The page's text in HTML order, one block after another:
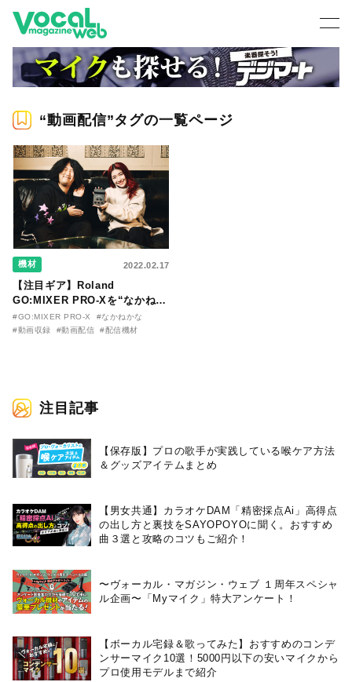
“動画配信”タグの一覧ページ
機材 2022.02.17
【注目ギア】Roland
GO:MIXER PRO-Xを“なかねか
な”が使ってみた！
#GO:MIXER PRO-X
#なかねかな
#動画収録
#動画配信 #配信機材
注目記事
【保存版】プロの歌手が実践している喉ケア⽅法
＆グッズアイテムまとめ
【男女共通】カラオケDAM「精密採点Ai」高得点
の出し方と裏技をSAYOPOYOに聞く。おすすめ
曲３選と攻略のコツもご紹介！
〜ヴォーカル・マガジン・ウェブ １周年スペシャ
ル企画〜「Myマイク」特大アンケート！
【ボーカル宅録＆歌ってみた】おすすめのコンデ
ンサーマイク10選！5000円以下の安いマイクから
プロ使用モデルまで紹介